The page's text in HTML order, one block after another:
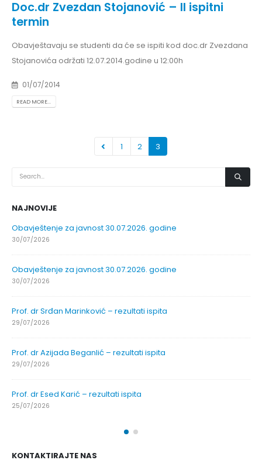
Doc.dr Zvezdan Stojanović – II ispitni
termin
Obavještavaju se studenti da će se ispiti kod doc.dr Zvezdana
Stojanovića održati 12.07.2014.godine u 12:00h
01/07/2014
READ MORE...
1 2 3
NAJNOVIJE
Obavještenje za javnost 30.07.2026. godine
30/07/2026
Obavještenje za javnost 30.07.2026. godine
30/07/2026
Prof. dr Srđan Marinković – rezultati ispita
29/07/2026
Prof. dr Azijada Beganlić – rezultati ispita
29/07/2026
Prof. dr Esed Karić – rezultati ispita
25/07/2026
KONTAKTIRAJTE NAS